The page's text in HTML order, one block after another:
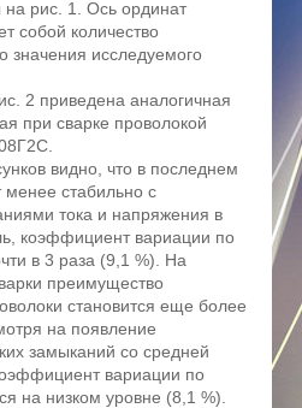
рис. 1. Ось ординат
собой количество
значения исследуемого
2 приведена аналогичная
при сварке проволокой
видно, что в последнем
менее стабильно с
тока и напряжения в
коэффициент вариации по
в 3 раза (9,1 %). На
преимущество
становится еще более
на появление
замыканий со средней
вариации по
на низком уровне (8,1 %).